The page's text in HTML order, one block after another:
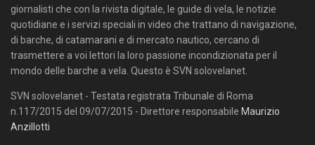
giornalisti che con la rivista digitale, le guide di vela, le notizie
quotidiane e i servizi speciali in video che trattano di navigazione,
di barche, di catamarani e di mercato nautico, cercano di
trasmettere a voi lettori la loro passione incondizionata per il
mondo delle barche a vela. Questo è SVN solovelanet.
SVN solovelanet - Testata registrata Tribunale di Roma
n.117/2015 del 09/07/2015 - Direttore responsabile Maurizio
Anzillotti